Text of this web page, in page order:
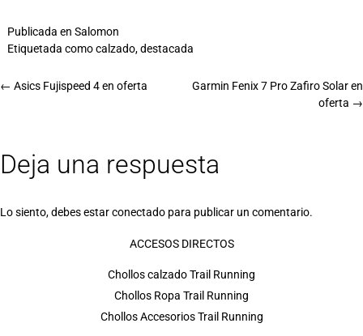
Publicada en Salomon
Etiquetada comocalzado,destacada
Garmin Fenix 7 Pro Zafiro Solar en
oferta →
← Asics Fujispeed 4 en oferta
Deja una respuesta
Lo siento, debes estarconectado para publicar un comentario.
ACCESOS DIRECTOS
Chollos calzado Trail Running
Chollos Ropa Trail Running
Chollos Accesorios Trail Running